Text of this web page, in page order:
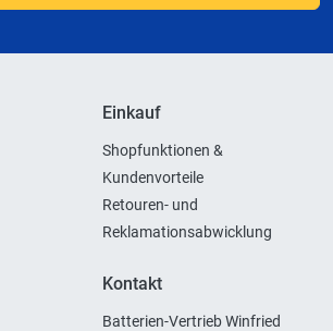
Einkauf
Shopfunktionen &
Kundenvorteile
Retouren- und
Reklamationsabwicklung
Kontakt
Batterien-Vertrieb Winfried